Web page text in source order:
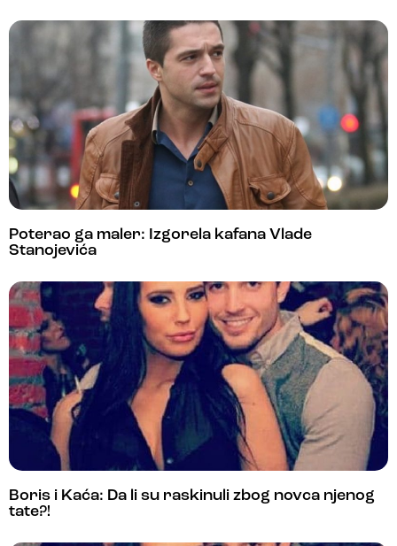
Poterao ga maler: Izgorela kafana Vlade
Stanojevića
Boris i Kaća: Da li su raskinuli zbog novca njenog
tate?!